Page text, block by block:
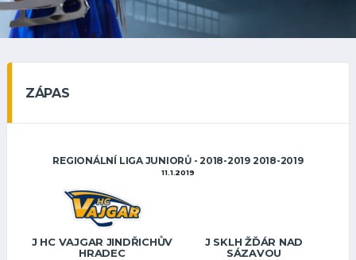
ZÁPAS
REGIONÁLNÍ LIGA JUNIORŮ - 2018-2019 2018-2019
11.1.2019
J HC VAJGAR JINDŘICHŮV
HRADEC
J SKLH ŽĎÁR NAD
SÁZAVOU